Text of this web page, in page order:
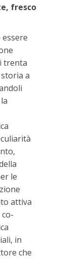
fresco
essere
trenta
a
le
attiva
in
che